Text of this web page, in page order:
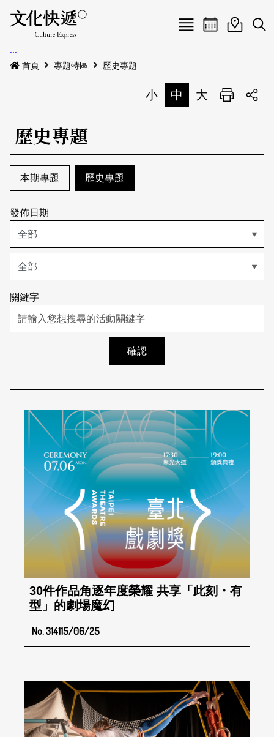
Menu
最新公告
本期專題
歷史專題
活動特區
活動列表
活動日曆
地圖搜尋
關於我們
常見問答
關於我們
刊物索取地點
訂閱文化快遞
我要刊登
會員基本資料
刊登活動
網站導覽 English
日本語 登入/註冊
活動日曆活動地圖
展
:::
首頁
專題特區 歷史專題
小 中 大 列印
歷史專題
本期專題 歷史專題
發佈日期
關鍵字
30件作品角逐年度榮耀 共享「此刻・有
型」的劇場魔幻
No. 314115/06/25